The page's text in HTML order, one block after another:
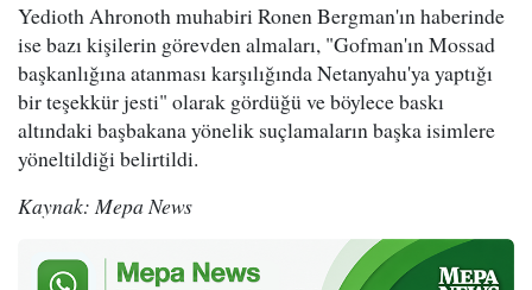
Yedioth Ahronoth muhabiri Ronen Bergman'ın haberinde
ise bazı kişilerin görevden almaları, "Gofman'ın Mossad
başkanlığına atanması karşılığında Netanyahu'ya yaptığı
bir teşekkür jesti" olarak gördüğü ve böylece baskı
altındaki başbakana yönelik suçlamaların başka isimlere
yöneltildiği belirtildi.
Kaynak: Mepa News